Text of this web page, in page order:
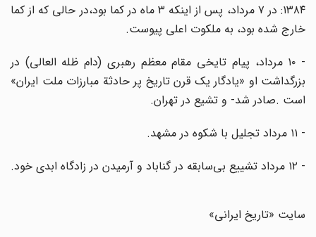
۱۳۸۴: در ۷ مرداد، پس از اینکه ۳ ماه در کما بود،‌در حالی که از کما
خارج شده بود، به ملکوت اعلی پیوست.
- ۱۰ مرداد، پیام تایخی مقام معظم رهبری (دام ظله العالی) در
بزرگداشت او «یادگار یک قرن تاریخ پر حادثة مبارزات ملت ایران»
است .صادر شد- و تشیع در تهران.
سایت «تاریخ ایرانی»